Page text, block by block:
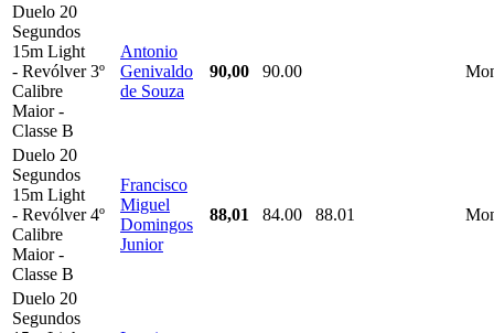
Duelo 20
Segundos
15m Light
- Revólver
Calibre
Maior -
Classe B
3º
Antonio
Genivaldo
de Souza
90,00 90.00
Duelo 20
Segundos
15m Light
- Revólver
Calibre
Maior -
Classe B
4º
Francisco
Miguel
Domingos
Junior
88,01 84.00 88.01
Duelo 20
Segundos